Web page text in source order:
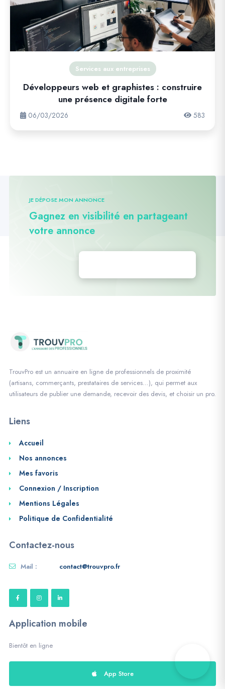
Services aux entreprises
Développeurs web et graphistes : construire
une présence digitale forte
06/03/2026 583
JE DÉPOSE MON ANNONCE
Gagnez en visibilité en partageant
votre annonce
TrouvPro est un annuaire en ligne de professionnels de proximité
(artisans, commerçants, prestataires de services…), qui permet aux
utilisateurs de publier une demande, recevoir des devis, et choisir un pro.
Liens
Accueil
Nos annonces
Mes favoris
Connexion / Inscription
Mentions Légales
Politique de Confidentialité
Contactez-nous
Mail : contact@trouvpro.fr
Application mobile
Bientôt en ligne
App Store